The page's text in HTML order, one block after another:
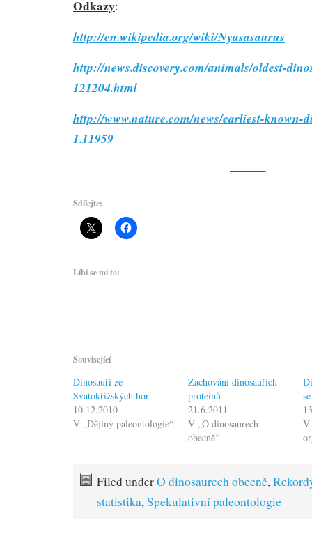
Odkazy:
http://en.wikipedia.org/wiki/Nyasasaurus
http://news.discovery.com/animals/oldest-
121204.html
http://www.nature.com/news/earliest-known-
1.11959
———
Sdílejte:
Líbí se mi to:
Související
Dinosauři ze
Svatokřížských hor
10.12.2010
V „Dějiny paleontologie“
Zachování dinosauřích
proteinů
21.6.2011
V „O dinosaurech
obecně“
V
Filed underO dinosaurech obecně,
statistika,Spekulativní paleontologie